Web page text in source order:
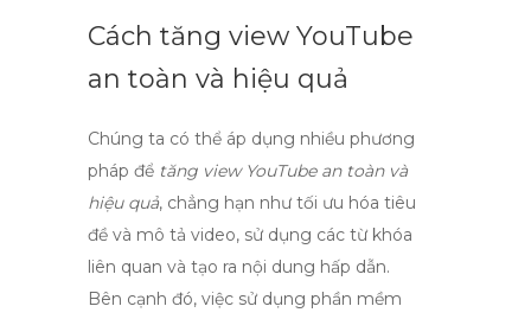
Cách tăng view YouTube
an toàn và hiệu quả
Chúng ta có thể áp dụng nhiều phương
pháp để tăng view YouTube an toàn và
hiệu quả, chẳng hạn như tối ưu hóa tiêu
đề và mô tả video, sử dụng các từ khóa
liên quan và tạo ra nội dung hấp dẫn.
Bên cạnh đó, việc sử dụng phần mềm